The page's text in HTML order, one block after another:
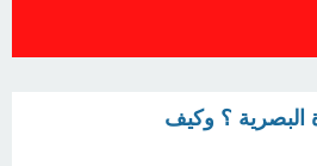
البصرية ؟ وكيف